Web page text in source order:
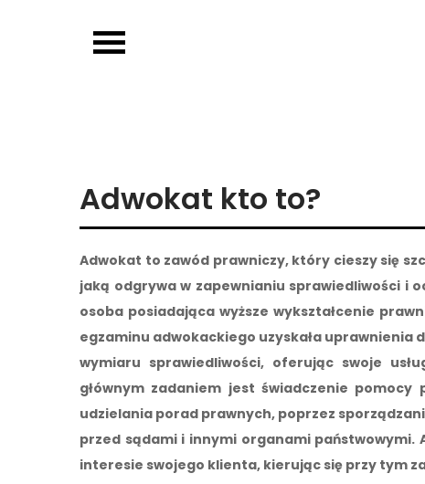
Adwokat kto to?
Adwokat to zawód prawniczy, który cieszy się
jaką odgrywa w zapewnianiu sprawiedliwości i
osoba posiadająca wyższe wykształcenie
egzaminu adwokackiego uzyskała uprawnienia
wymiaru sprawiedliwości, oferując swoje
głównym zadaniem jest świadczenie
udzielania porad prawnych, poprzez
przed sądami i innymi organami państwowymi.
interesie swojego klienta, kierując się przy tym